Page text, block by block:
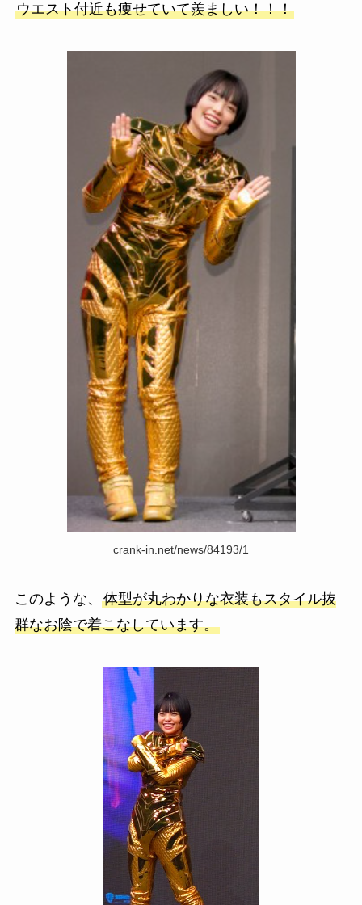
ウエスト付近も痩せていて羨ましい！！！
crank-in.net/news/84193/1
このような、 体型が丸わかりな衣装もスタイル抜
群なお陰で着こなしています。